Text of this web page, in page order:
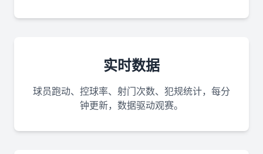
实时数据
球员跑动、控球率、射门次数、犯规统计，每分
钟更新，数据驱动观赛。